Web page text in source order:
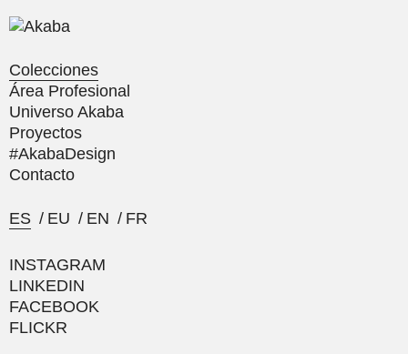
INSTAGRAM
LINKEDIN
FACEBOOK
FLICKR
Colecciones
Área Profesional
Universo Akaba
Proyectos
#AkabaDesign
Contacto
ES / EU / EN / FR